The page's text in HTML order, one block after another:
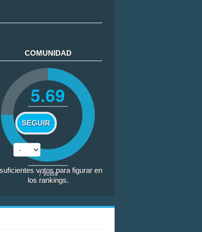
COMUNIDAD
5.69
SEGUIR
7votos
votos para figurar en
los rankings.